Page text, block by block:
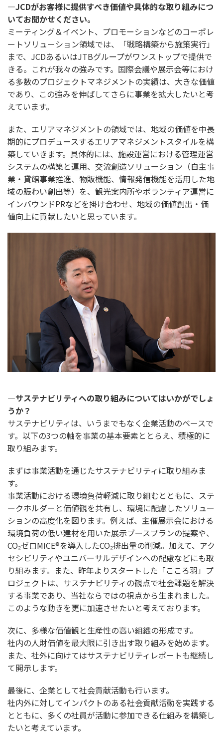
―JCDがお客様に提供すべき価値や具体的な取り組みにつ
いてお聞かせください。
ミーティング＆イベント、プロモーションなどのコーポレ
ートソリューション領域では、「戦略構築から施策実行」
まで、JCDあるいはJTBグループがワンストップで提供で
きる。これが我々の強みです。国際会議や展示会等におけ
る多数のプロジェクトマネジメントの実績は、大きな価値
であり、この強みを伸ばしてさらに事業を拡大したいと考
えています。
また、エリアマネジメントの領域では、地域の価値を中長
期的にプロデュースするエリアマネジメントスタイルを構
築していきます。具体的には、施設運営における管理運営
システムの構築と運用、交流創造ソリューション（自主事
業・貸館事業推進、物販機能、情報発信機能を活用した地
域の賑わい創出等）を、観光案内所やボランティア運営に
インバウンドPRなどを掛け合わせ、地域の価値創出・価
値向上に貢献したいと思っています。
―サステナビリティへの取り組みについてはいかがでしょ
うか？
サステナビリティは、いうまでもなく企業活動のベースで
す。以下の3つの軸を事業の基本要素ととらえ、積極的に
取り組みます。
まずは事業活動を通じたサステナビリティに取り組みま
す。
事業活動における環境負荷軽減に取り組むとともに、ステ
ークホルダーと価値観を共有し、環境に配慮したソリュー
ションの高度化を図ります。例えば、主催展示会における
環境負荷の低い建材を用いた展示ブースプランの提案や、
CO₂ゼロMICE®を導入したCO₂排出量の削減。加えて、アク
セシビリティやユニバーサルデザインへの配慮などにも取
り組みます。また、昨年よりスタートした「こころ羽」プ
ロジェクトは、サステナビリティの観点で社会課題を解決
する事業であり、当社ならではの視点から生まれました。
このような動きを更に加速させたいと考えております。
次に、多様な価値観と生産性の高い組織の形成です。
社内の人財価値を最大限に引き出す取り組みを始めます。
また、社外に向けてはサステナビリティレポートも継続し
て開示します。
最後に、企業として社会貢献活動も行います。
社内外に対してインパクトのある社会貢献活動を実践する
とともに、多くの社員が活動に参加できる仕組みを構築し
たいと考えています。